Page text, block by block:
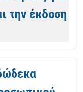
την έκδοση